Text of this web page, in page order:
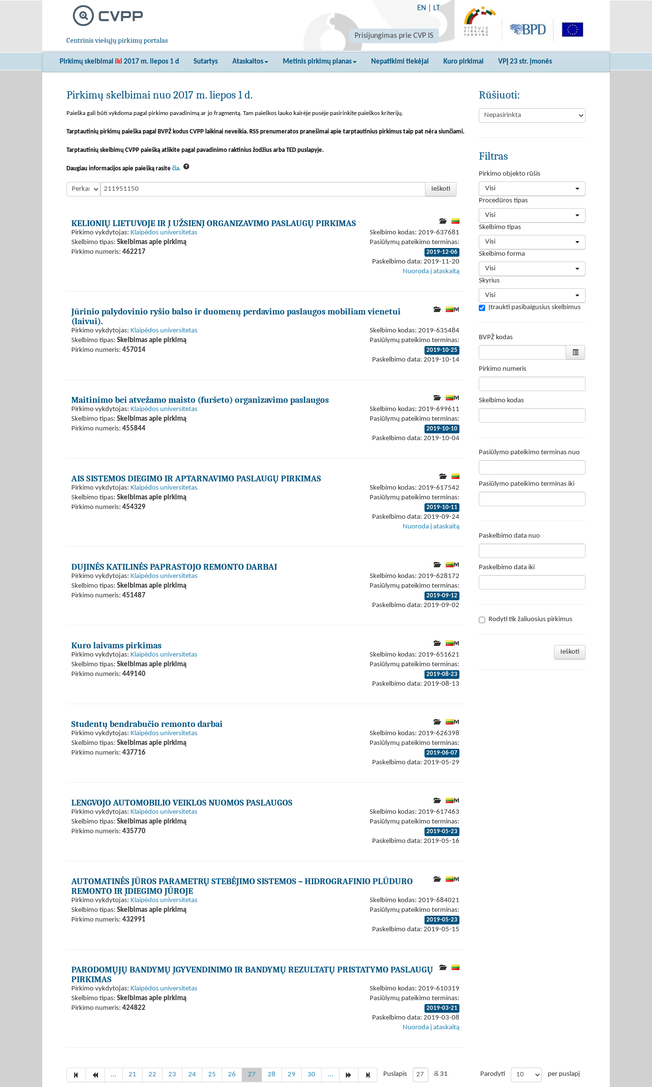
Centrinis viešųjų pirkimų portalas
EN LT
Prisijungimas prie CVP IS
Pirkimų skelbimai iki 2017 m. liepos 1 d Sutartys Ataskaitos Metinis pirkimų planas Nepatikimi tiekėjai Kuro pirkimai VPĮ 23 str. įmonės
Pirkimų skelbimai nuo 2017 m. liepos 1 d.
Paieška gali būti vykdoma pagal pirkimo pavadinimą ar jo fragmentą. Tam paieškos lauko kairėje pusėje pasirinkite paieškos kriterijų.
Tarptautinių pirkimų paieška pagal BVPŽ kodus CVPP laikinai neveikia. RSS prenumeratos pranešimai apie tarptautinius pirkimus taip pat nėra siunčiami.
Tarptautinių skelbimų CVPP paiešką atlikite pagal pavadinimo raktinius žodžius arba TED puslapyje.
Daugiau informacijos apie paiešką rasite čia.
Ieškoti
KELIONIŲ LIETUVOJE IR Į UŽSIENĮ ORGANIZAVIMO PASLAUGŲ PIRKIMAS
Pirkimo vykdytojas: Klaipėdos universitetas
Skelbimo tipas: Skelbimas apie pirkimą
Pirkimo numeris: 462217
Skelbimo kodas: 2019-637681
Pasiūlymų pateikimo terminas:
2019-12-06
Paskelbimo data: 2019-11-20
Nuoroda į ataskaitą
Jūrinio palydovinio ryšio balso ir duomenų perdavimo paslaugos mobiliam vienetui
(laivui).
Pirkimo vykdytojas: Klaipėdos universitetas
Skelbimo tipas: Skelbimas apie pirkimą
Pirkimo numeris: 457014
Skelbimo kodas: 2019-635484
Pasiūlymų pateikimo terminas:
2019-10-25
Paskelbimo data: 2019-10-14
Maitinimo bei atvežamo maisto (furšeto) organizavimo paslaugos
Pirkimo vykdytojas: Klaipėdos universitetas
Skelbimo tipas: Skelbimas apie pirkimą
Pirkimo numeris: 455844
Skelbimo kodas: 2019-699611
Pasiūlymų pateikimo terminas:
2019-10-10
Paskelbimo data: 2019-10-04
AIS SISTEMOS DIEGIMO IR APTARNAVIMO PASLAUGŲ PIRKIMAS
Pirkimo vykdytojas: Klaipėdos universitetas
Skelbimo tipas: Skelbimas apie pirkimą
Pirkimo numeris: 454329
Skelbimo kodas: 2019-617542
Pasiūlymų pateikimo terminas:
2019-10-11
Paskelbimo data: 2019-09-24
Nuoroda į ataskaitą
DUJINĖS KATILINĖS PAPRASTOJO REMONTO DARBAI
Pirkimo vykdytojas: Klaipėdos universitetas
Skelbimo tipas: Skelbimas apie pirkimą
Pirkimo numeris: 451487
Skelbimo kodas: 2019-628172
Pasiūlymų pateikimo terminas:
2019-09-12
Paskelbimo data: 2019-09-02
Kuro laivams pirkimas
Pirkimo vykdytojas: Klaipėdos universitetas
Skelbimo tipas: Skelbimas apie pirkimą
Pirkimo numeris: 449140
Skelbimo kodas: 2019-651621
Pasiūlymų pateikimo terminas:
2019-08-23
Paskelbimo data: 2019-08-13
Studentų bendrabučio remonto darbai
Pirkimo vykdytojas: Klaipėdos universitetas
Skelbimo tipas: Skelbimas apie pirkimą
Pirkimo numeris: 437716
Skelbimo kodas: 2019-626398
Pasiūlymų pateikimo terminas:
2019-06-07
Paskelbimo data: 2019-05-29
LENGVOJO AUTOMOBILIO VEIKLOS NUOMOS PASLAUGOS
Pirkimo vykdytojas: Klaipėdos universitetas
Skelbimo tipas: Skelbimas apie pirkimą
Pirkimo numeris: 435770
Skelbimo kodas: 2019-617463
Pasiūlymų pateikimo terminas:
2019-05-23
Paskelbimo data: 2019-05-16
AUTOMATINĖS JŪROS PARAMETRŲ STEBĖJIMO SISTEMOS – HIDROGRAFINIO PLŪDURO
REMONTO IR ĮDIEGIMO JŪROJE
Pirkimo vykdytojas: Klaipėdos universitetas
Skelbimo tipas: Skelbimas apie pirkimą
Pirkimo numeris: 432991
Skelbimo kodas: 2019-684021
Pasiūlymų pateikimo terminas:
2019-05-23
Paskelbimo data: 2019-05-15
PARODOMŲJŲ BANDYMŲ ĮGYVENDINIMO IR BANDYMŲ REZULTATŲ PRISTATYMO PASLAUGŲ
PIRKIMAS
Pirkimo vykdytojas: Klaipėdos universitetas
Skelbimo tipas: Skelbimas apie pirkimą
Pirkimo numeris: 424822
Skelbimo kodas: 2019-610319
Pasiūlymų pateikimo terminas:
2019-03-21
Paskelbimo data: 2019-03-08
Nuoroda į ataskaitą
Rūšiuoti:
Filtras
Pirkimo objekto rūšis
Visi
Procedūros tipas
Visi
Skelbimo tipas
Visi
Skelbimo forma
Visi
Skyrius
Visi
Įtraukti pasibaigusius skelbimus
BVPŽ kodas
Pirkimo numeris
Skelbimo kodas
Pasiūlymo pateikimo terminas nuo
Pasiūlymo pateikimo terminas iki
Paskelbimo data nuo
Paskelbimo data iki
Rodyti tik žaliuosius pirkimus
Ieškoti
... 21 22 23 24 25 26 27 28 29 30 ... Puslapis iš 31 Parodyti per puslapį